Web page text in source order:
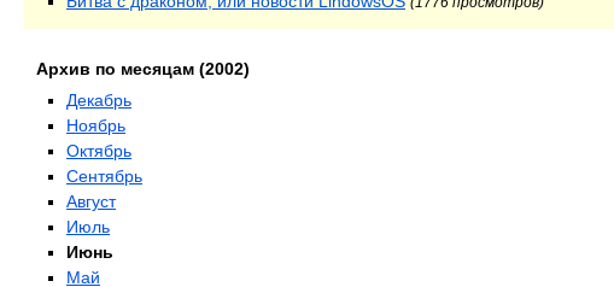
Архив по месяцам (2002)
Декабрь
Ноябрь
Октябрь
Сентябрь
Август
Июль
Июнь
Май